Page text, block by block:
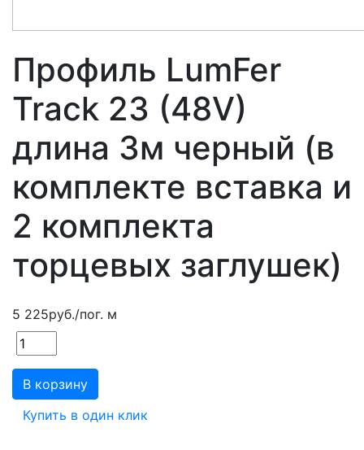
Профиль LumFer
Track 23 (48V)
длина 3м черный (в
комплекте вставка и
2 комплекта
торцевых заглушек)
5 225руб./пог. м
В корзину
Купить в один клик